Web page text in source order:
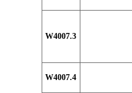
W4007.3
W4007.4